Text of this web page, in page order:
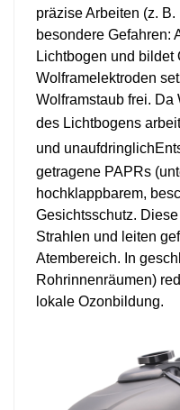
präzise Arbeiten (z.
besondere Gefahren:
Lichtbogen und bildet
Wolframelektroden
Wolframstaub frei.
des Lichtbogens
und unaufdringlich
getragene PAPRs
hochklappbarem,
Gesichtsschutz.
Strahlen und leiten
Atembereich. In
Rohrinnenräumen)
lokale Ozonbildung.